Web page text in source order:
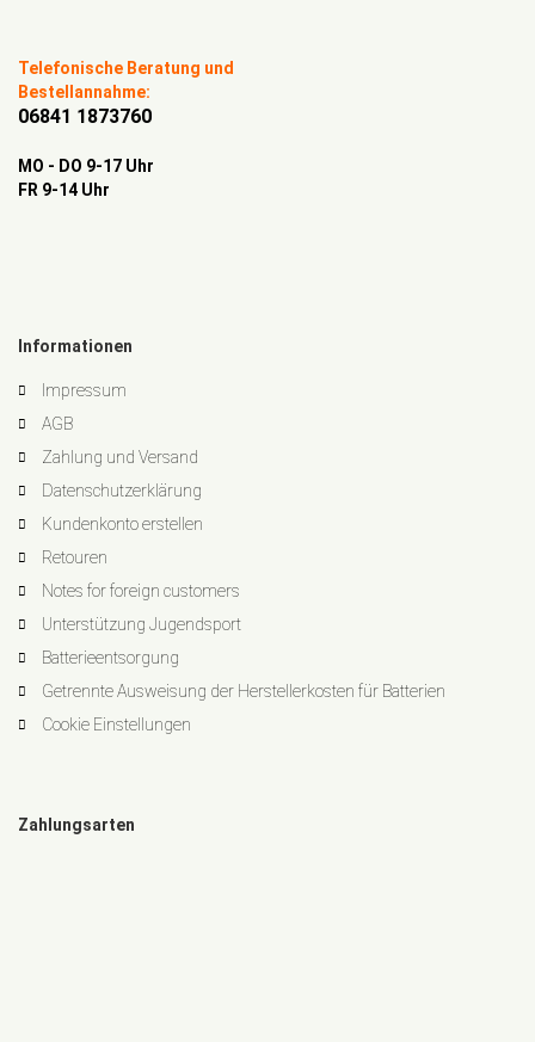
Telefonische Beratung und
Bestellannahme:
06841 1873760
MO - DO 9-17 Uhr
FR 9-14 Uhr
Informationen
Impressum
AGB
Zahlung und Versand
Datenschutzerklärung
Kundenkonto erstellen
Retouren
Notes for foreign customers
Unterstützung Jugendsport
Batterieentsorgung
Getrennte Ausweisung der Herstellerkosten für Batterien
Cookie Einstellungen
Zahlungsarten